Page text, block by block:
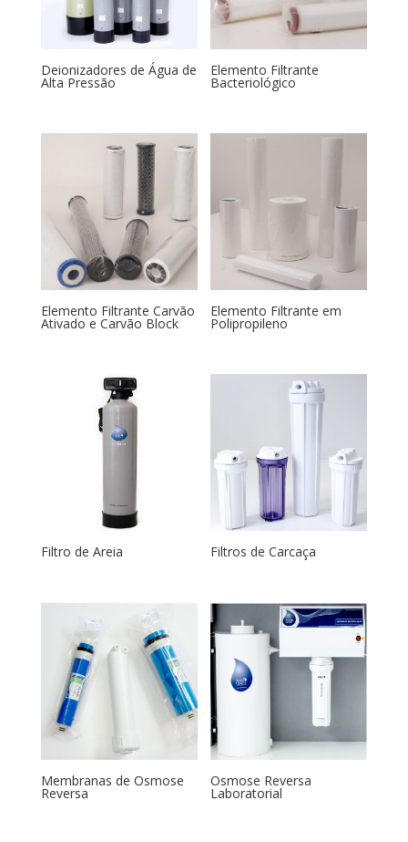
Deionizadores de Água de
Alta Pressão
Elemento Filtrante
Bacteriológico
Elemento Filtrante Carvão
Ativado e Carvão Block
Elemento Filtrante em
Polipropileno
Filtro de Areia Filtros de Carcaça
Membranas de Osmose
Reversa
Osmose Reversa
Laboratorial